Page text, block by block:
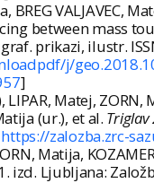
BREG VALJAVEC,
between mass
prikazi, ilustr.
j/
]
Matej,
(ur.), et al. Triglav
https://zalozba.zrc-
Matija,
izd. Ljubljana: